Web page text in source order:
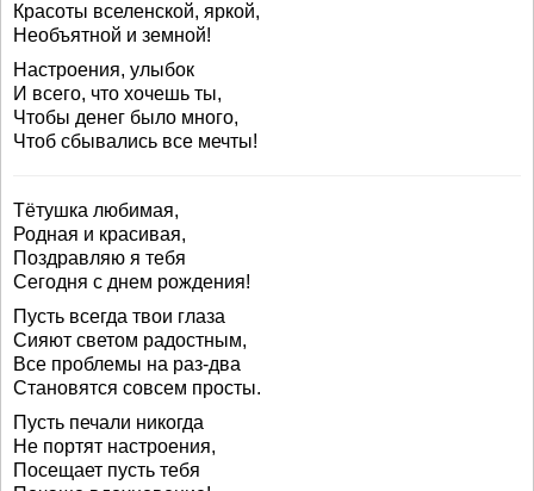
Красоты вселенской, яркой,
Необъятной и земной!
Настроения, улыбок
И всего, что хочешь ты,
Чтобы денег было много,
Чтоб сбывались все мечты!
Тётушка любимая,
Родная и красивая,
Поздравляю я тебя
Сегодня с днем рождения!
Пусть всегда твои глаза
Сияют светом радостным,
Все проблемы на раз-два
Становятся совсем просты.
Пусть печали никогда
Не портят настроения,
Посещает пусть тебя